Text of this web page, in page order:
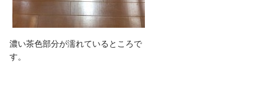
濃い茶色部分が濡れているところで
す。